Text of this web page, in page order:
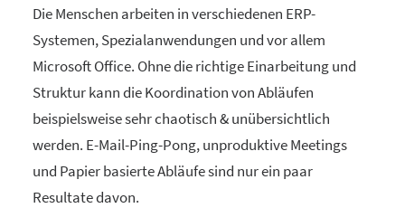
Die Menschen arbeiten in verschiedenen ERP-
Systemen, Spezialanwendungen und vor allem
Microsoft Office. Ohne die richtige Einarbeitung und
Struktur kann die Koordination von Abläufen
beispielsweise sehr chaotisch & unübersichtlich
werden. E-Mail-Ping-Pong, unproduktive Meetings
und Papier basierte Abläufe sind nur ein paar
Resultate davon.